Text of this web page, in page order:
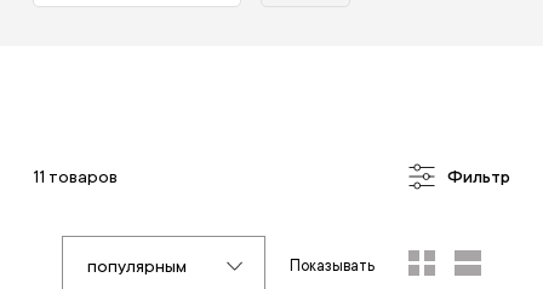
11 товаров Фильтр
популярным Показывать